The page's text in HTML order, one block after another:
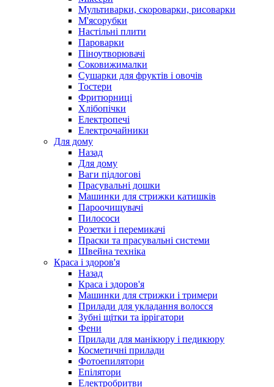
Мультиварки, скороварки, рисоварки
М'ясорубки
Настільні плити
Пароварки
Піноутворювачі
Соковижималки
Сушарки для фруктів і овочів
Тостери
Фритюрниці
Хлібопічки
Електропечі
Електрочайники
Для дому
Назад
Для дому
Ваги підлогові
Прасувальні дошки
Машинки для стрижки катишків
Пароочищувачі
Пилососи
Розетки і перемикачі
Праски та прасувальні системи
Швейна техніка
Краса і здоров'я
Назад
Краса і здоров'я
Машинки для стрижки і тримери
Прилади для укладання волосся
Зубні щітки та іррігатори
Фени
Прилади для манікюру і педикюру
Косметичні прилади
Фотоепилятори
Епілятори
Електробритви